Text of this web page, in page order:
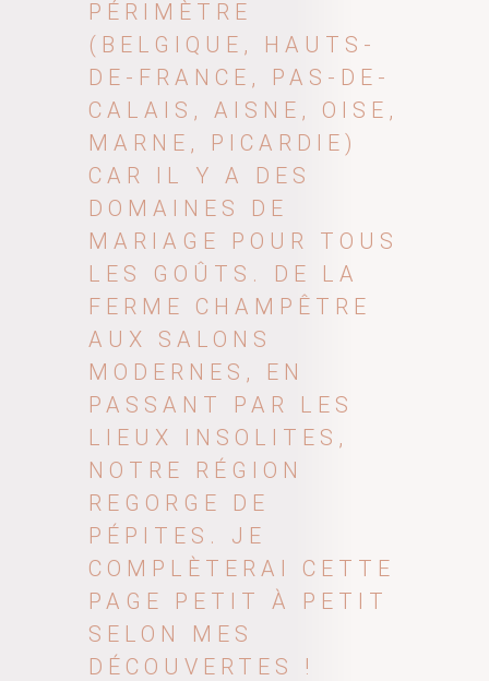
PÉRIMÈTRE
(BELGIQUE, HAUTS-
DE-FRANCE, PAS-DE-
CALAIS, AISNE, OISE,
MARNE, PICARDIE)
CAR IL Y A DES
DOMAINES DE
MARIAGE POUR TOUS
LES GOÛTS. DE LA
FERME CHAMPÊTRE
AUX SALONS
MODERNES, EN
PASSANT PAR LES
LIEUX INSOLITES,
NOTRE RÉGION
REGORGE DE
PÉPITES. JE
COMPLÈTERAI CETTE
PAGE PETIT À PETIT
SELON MES
DÉCOUVERTES !